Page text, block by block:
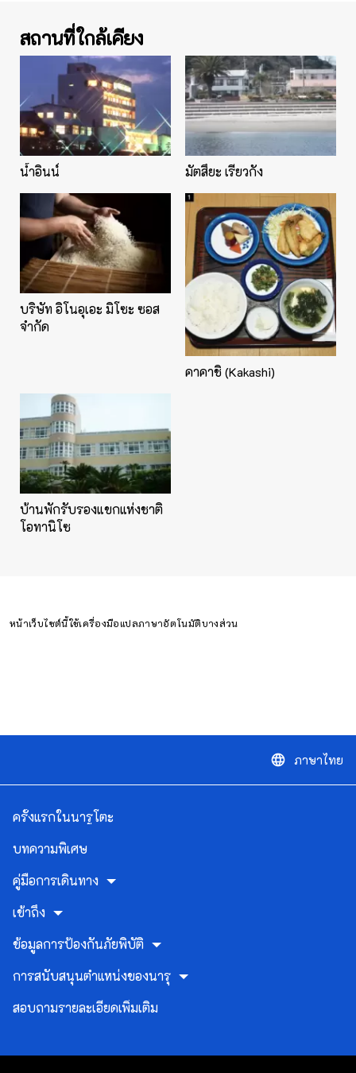
สถานที่ใกล้เคียง
น้ำอินน์ มัตสึยะ เรียวกัง
บริษัท อิโนอุเอะ มิโซะ ซอส
จำกัด
คาคาชิ (Kakashi)
บ้านพักรับรองแขกแห่งชาติ
โอทานิโซ
หน้าเว็บไซต์นี้ใช้เครื่องมือแปลภาษาอัตโนมัติบางส่วน
language ภาษาไทย
ครั้งแรกในนารูโตะ
บทความพิเศษ
คู่มือการเดินทาง
เข้าถึง
ข้อมูลการป้องกันภัยพิบัติ
การสนับสนุนตำแหน่งของนารุ
สอบถามรายละเอียดเพิ่มเติม